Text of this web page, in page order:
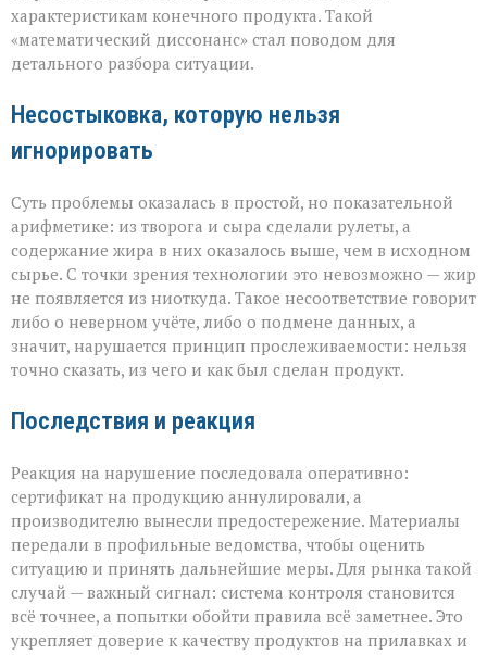
характеристикам конечного продукта. Такой
«математический диссонанс» стал поводом для
детального разбора ситуации.
Несостыковка, которую нельзя
игнорировать
Суть проблемы оказалась в простой, но показательной
арифметике: из творога и сыра сделали рулеты, а
содержание жира в них оказалось выше, чем в исходном
сырье. С точки зрения технологии это невозможно — жир
не появляется из ниоткуда. Такое несоответствие говорит
либо о неверном учёте, либо о подмене данных, а
значит, нарушается принцип прослеживаемости: нельзя
точно сказать, из чего и как был сделан продукт.
Последствия и реакция
Реакция на нарушение последовала оперативно:
сертификат на продукцию аннулировали, а
производителю вынесли предостережение. Материалы
передали в профильные ведомства, чтобы оценить
ситуацию и принять дальнейшие меры. Для рынка такой
случай — важный сигнал: система контроля становится
всё точнее, а попытки обойти правила всё заметнее. Это
укрепляет доверие к качеству продуктов на прилавках и